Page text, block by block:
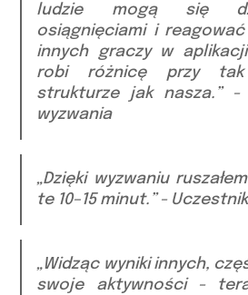
ludzie mogą się
osiągnięciami i
innych graczy w
robi różnicę przy tak
strukturze jak nasza.” -
wyzwania
„Dzięki wyzwaniu
te 10–15 minut.” -
„Widząc wyniki innych,
swoje aktywności -